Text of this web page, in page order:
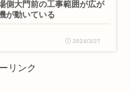
側大門前の工事範囲が広が
が動いている
2024/3/27
リンク